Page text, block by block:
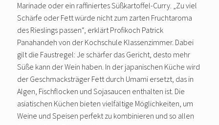
Marinade oder ein raffiniertes Süßkartoffel-Curry. „Zu viel
Schärfe oder Fett würde nicht zum zarten Fruchtaroma
des Rieslings passen“, erklärt Profikoch Patrick
Panahandeh von der Kochschule Klassenzimmer. Dabei
gilt die Faustregel: Je schärfer das Gericht, desto mehr
Süße kann der Wein haben. In der japanischen Küche wird
der Geschmacksträger Fett durch Umami ersetzt, das in
Algen, Fischflocken und Sojasaucen enthalten ist. Die
asiatischen Küchen bieten vielfältige Möglichkeiten, um
Weine und Speisen perfekt zu kombinieren und so allen